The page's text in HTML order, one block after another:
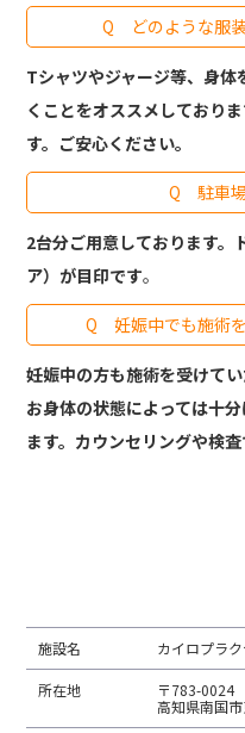
Q どのような服
Tシャツやジャージ等、身
くことをオススメしており
す。ご安心ください。
Q 駐車場
2台分ご用意しております。
ア）が目印です。
Q 妊娠中でも施術
妊娠中の方も施術を受けて
お身体の状態によっては十
ます。カウンセリングや検
施設名 カイロプラ
所在地
〒783-0024
高知県南国